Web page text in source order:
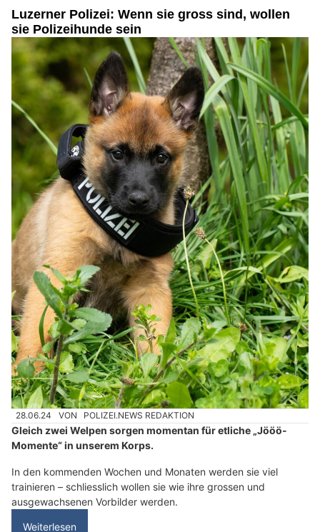
Luzerner Polizei: Wenn sie gross sind, wollen
sie Polizeihunde sein
28.06.24 VON POLIZEI.NEWS REDAKTION
Gleich zwei Welpen sorgen momentan für etliche „Jööö-
Momente“ in unserem Korps.
In den kommenden Wochen und Monaten werden sie viel
trainieren – schliesslich wollen sie wie ihre grossen und
ausgewachsenen Vorbilder werden.
Weiterlesen